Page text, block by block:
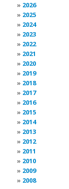
2026
2025
2024
2023
2022
2021
2020
2019
2018
2017
2016
2015
2014
2013
2012
2011
2010
2009
2008